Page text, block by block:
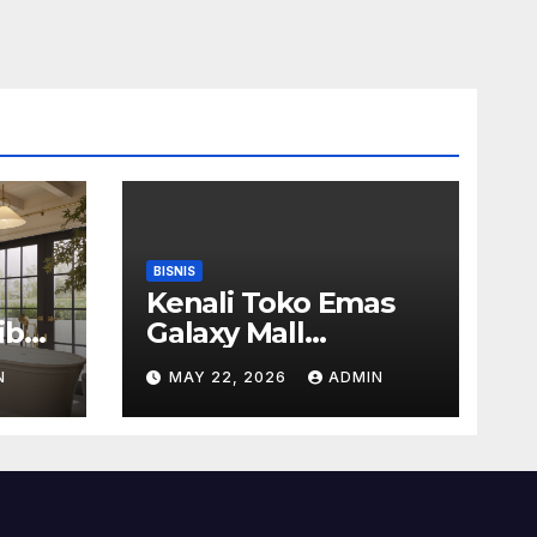
BISNIS
Kenali Toko Emas
Galaxy Mall
Surabaya Dengan
Pilihan Perhiasan
Timeless
MAY 22, 2026 ADMIN